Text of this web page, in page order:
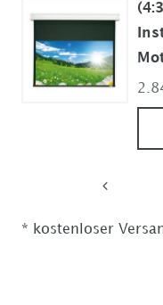
* kostenloser